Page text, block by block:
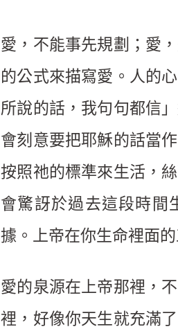
愛，不能事先規劃；愛
的公式來描寫愛。人的
所說的話，我句句都信
會刻意要把耶穌的話當
按照祂的標準來生活，
會驚訝於過去這段時間
據。上帝在你生命裡面
愛的泉源在上帝那裡，
裡，好像你天生就充滿